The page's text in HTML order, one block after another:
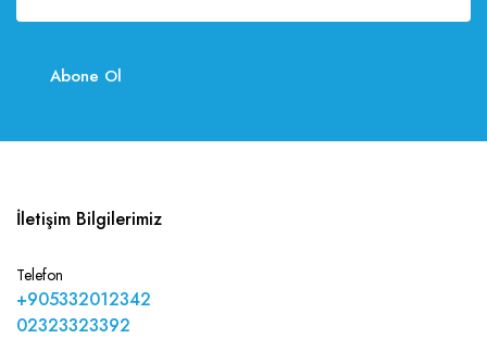
Abone Ol
İletişim Bilgilerimiz
Telefon
+905332012342
02323323392